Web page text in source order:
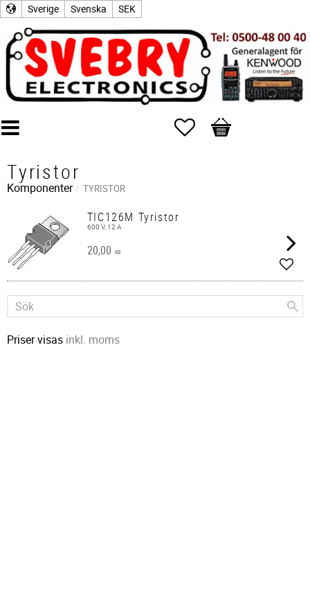
Sverige Svenska SEK
Favoriter
Kundvagn
Tyristor
Komponenter TYRISTOR
TIC126M Tyristor
600 V, 12 A
20,00 KR
Priser visas inkl. moms